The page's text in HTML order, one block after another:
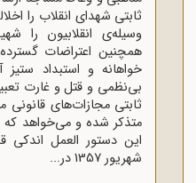
ثابتی شهدای انقلاب را
وسیله‌ی انقلابیون را
همچنین اعتراضات
خواهانه و استبداد
بی‌نظمی و قتل و غارت
ثابتی مجازات‌های قانونی
متذکر شده و می‌خواهد که
شهریور 1357 در...